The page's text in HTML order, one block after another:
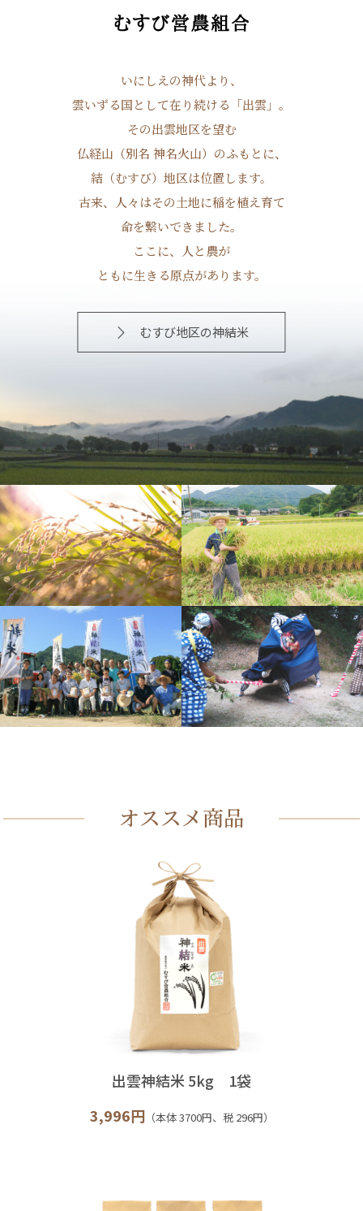
いにしえの神代より、
雲いずる国として在り続ける「出雲」。
その出雲地区を望む
仏経山（別名 神名火山）のふもとに、
結（むすび）地区は位置します。
古来、人々はその土地に稲を植え育て
命を繋いできました。
ここに、人と農が
ともに生きる原点があります。
むすび地区の神結米
オススメ商品
出雲神結米 5kg 1袋
3,996円 （本体 3700円、税 296円）